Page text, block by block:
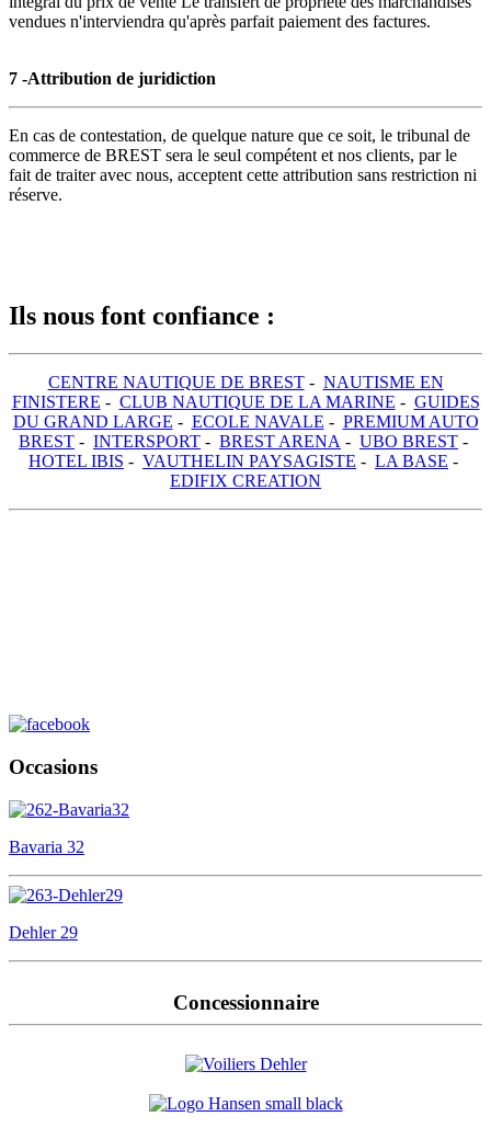
vendues n'interviendra qu'après parfait paiement des factures.
7 -Attribution de juridiction
En cas de contestation, de quelque nature que ce soit, le tribunal de
commerce de BREST sera le seul compétent et nos clients, par le
fait de traiter avec nous, acceptent cette attribution sans restriction ni
réserve.
Ils nous font confiance :
CENTRE NAUTIQUE DE BREST- NAUTISME EN
FINISTERE - CLUB NAUTIQUE DE LA MARINE - GUIDES
DU GRAND LARGE - ECOLE NAVALE - PREMIUM AUTO
BREST - INTERSPORT - BREST ARENA - UBO BREST -
HOTEL IBIS - VAUTHELIN PAYSAGISTE - LA BASE -
EDIFIX CREATION
Occasions
Bavaria 32
Dehler 29
Concessionnaire